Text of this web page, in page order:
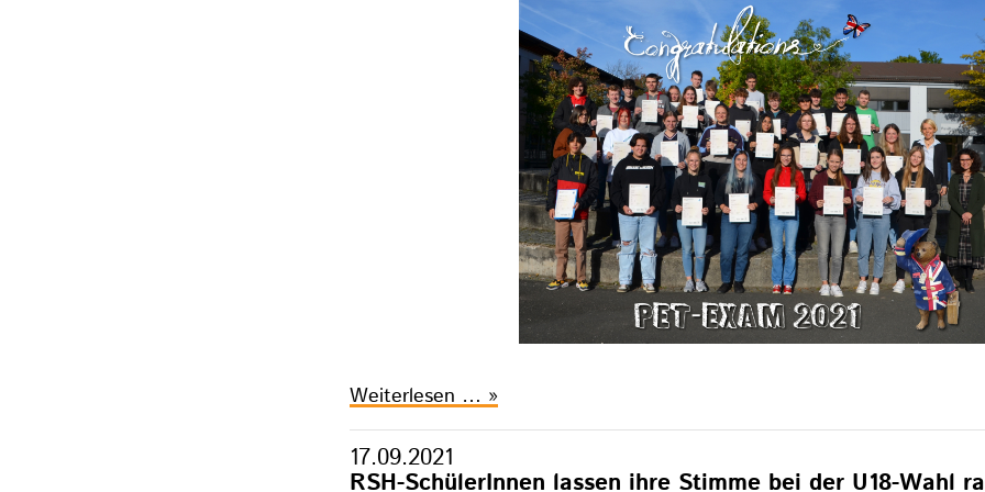
Weiterlesen … Englisches
Zusatzqualifikation
17.09.2021
RSH-SchülerInnen lassen ihre Stimme bei der U18-Wahl